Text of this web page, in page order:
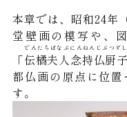
本章では、昭和24年
堂壁画の模写や、
「伝橘夫人念持仏厨子
でんたちばなぶにんねんじぶつずし
都仏画の原点に位
す。